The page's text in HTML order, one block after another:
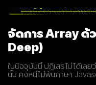
ตอบสนองที่รวดเร็วขึ้นในระ
แตกต่างจากระบบ
จัดการ Array ด้
Deep)
ในปัจจุบันนี้ ปฏิเสธไม่ได้เลย
นั้น คงหนีไม่พ้นภาษา